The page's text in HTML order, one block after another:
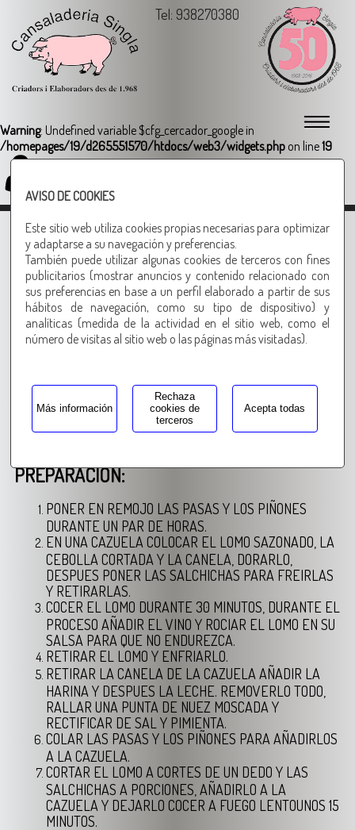
AVISO DE COOKIES
Este sitio web utiliza cookies propias necesarias para optimizar
y adaptarse a su navegación y preferencias.
También puede utilizar algunas cookies de terceros con fines
publicitarios (mostrar anuncios y contenido relacionado con
sus preferencias en base a un perfil elaborado a partir de sus
hábitos de navegación, como su tipo de dispositivo) y
analíticas (medida de la actividad en el sitio web, como el
número de visitas al sitio web o las páginas más visitadas).
Más información
Rechaza
cookies de
terceros
Acepta todas
Tel: 938270380
Warning: Undefined variable $cfg_cercador_google in
/homepages/19/d265551570/htdocs/web3/widgets.php on line19
Login
LOMO CON PASAS Y PIÑONES
INGREDIENTES:
1Kg. DE LOMO EN UN TROZO
500g. DE SALCHICHAS
200g. DE PASAS
100G. DE PIÑONES
1 VASO DE VINO BLANCO
1 CEBOLLA
PREPARACION:
PONER EN REMOJO LAS PASAS Y LOS PIÑONES
DURANTE UN PAR DE HORAS.
EN UNA CAZUELACOLOCAR EL LOMO SAZONADO, LA
CEBOLLA CORTADA Y LA CANELA, DORARLO,
DESPUES PONER LAS SALCHICHAS PARA FREIRLAS
Y RETIRARLAS.
COCER EL LOMO DURANTE 30 MINUTOS, DURANTE EL
PROCESO AÑADIR EL VINO Y ROCIAR EL LOMO EN SU
SALSA PARA QUE NO ENDUREZCA.
RETIRAR EL LOMO Y ENFRIARLO.
RETIRAR LA CANELA DE LA CAZUELA AÑADIR LA
HARINA Y DESPUES LA LECHE. REMOVERLO TODO,
RALLAR UNA PUNTA DE NUEZ MOSCADA Y
RECTIFICAR DE SAL Y PIMIENTA.
COLAR LAS PASAS Y LOS PIÑONES PARA AÑADIRLOS
A LA CAZUELA.
CORTAR EL LOMO A CORTES DE UN DEDO Y LAS
SALCHICHAS A PORCIONES, AÑADIRLO A LA
CAZUELA Y DEJARLO COCER A FUEGO LENTOUNOS 15
MINUTOS.